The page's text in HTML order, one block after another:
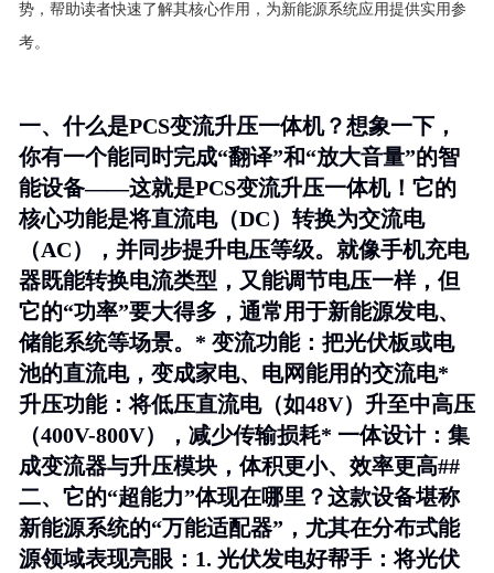
势，帮助读者快速了解其核心作用，为新能源系统应用提供实用参
考。
一、什么是PCS变流升压一体机？想象一下，
你有一个能同时完成“翻译”和“放大音量”的智
能设备——这就是PCS变流升压一体机！它的
核心功能是将直流电（DC）转换为交流电
（AC），并同步提升电压等级。就像手机充电
器既能转换电流类型，又能调节电压一样，但
它的“功率”要大得多，通常用于新能源发电、
储能系统等场景。* 变流功能：把光伏板或电
池的直流电，变成家电、电网能用的交流电*
升压功能：将低压直流电（如48V）升至中高压
（400V-800V），减少传输损耗* 一体设计：集
成变流器与升压模块，体积更小、效率更高##
二、它的“超能力”体现在哪里？这款设备堪称
新能源系统的“万能适配器”，尤其在分布式能
源领域表现亮眼：1. 光伏发电好帮手 ：将光伏